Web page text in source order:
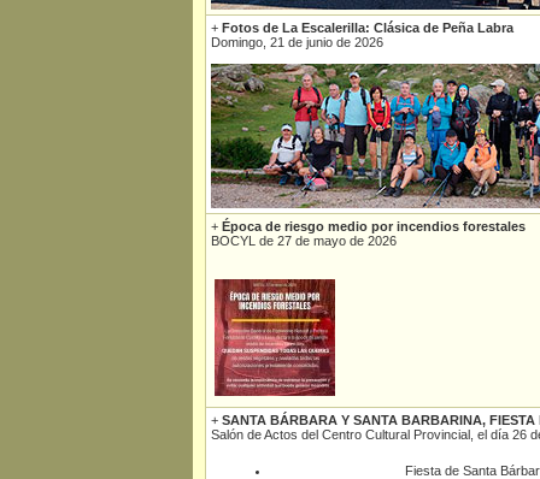
+ Fotos de La Escalerilla: Clásica de Peña Labra
Domingo, 21 de junio de 2026
+ Época de riesgo medio por incendios forestales
BOCYL de 27 de mayo de 2026
+ SANTA BÁRBARA Y SANTA BARBARINA,
Salón de Actos del Centro Cultural Provincial, el día 26
Fiesta de Santa